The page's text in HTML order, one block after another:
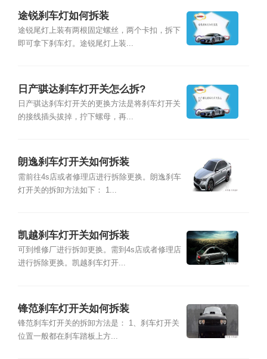
途锐刹车灯如何拆装
途锐尾灯上装有两根固定螺丝，两个卡扣，拆下
即可拿下刹车灯。途锐尾灯上装...
日产骐达刹车灯开关怎么拆?
日产骐达刹车灯开关的更换方法是将刹车灯开关
的接线插头拔掉，拧下螺母，再...
朗逸刹车灯开关如何拆装
需前往4s店或者修理店进行拆除更换。朗逸刹车
灯开关的拆卸方法如下： 1...
凯越刹车灯开关如何拆装
可到维修厂进行拆卸更换。需到4s店或者修理店
进行拆除更换。凯越刹车灯开...
锋范刹车灯开关如何拆装
锋范刹车灯开关的拆卸方法是： 1、刹车灯开关
位置一般都在刹车踏板上方...